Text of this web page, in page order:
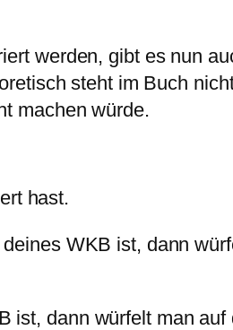
werden, gibt es nun
steht im Buch
machen würde.
hast.
WKB ist, dann
dann würfelt man